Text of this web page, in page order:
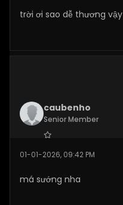
trời ơi sao dễ thương vậy
caubenho
Senior Member
Posts: 110
01-01-2026, 09:42 PM
má sướng nha